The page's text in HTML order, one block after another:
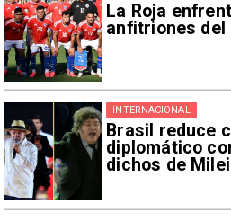
La Roja
anfitriones del
Brasil reduce
diplomático
dichos de Milei
INTERNACIONAL